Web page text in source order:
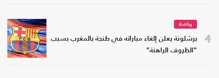
4
رياضة
برشلونة يعلن إلغاء مباراته في طنجة بالمغرب بسبب
"الظروف الراهنة"